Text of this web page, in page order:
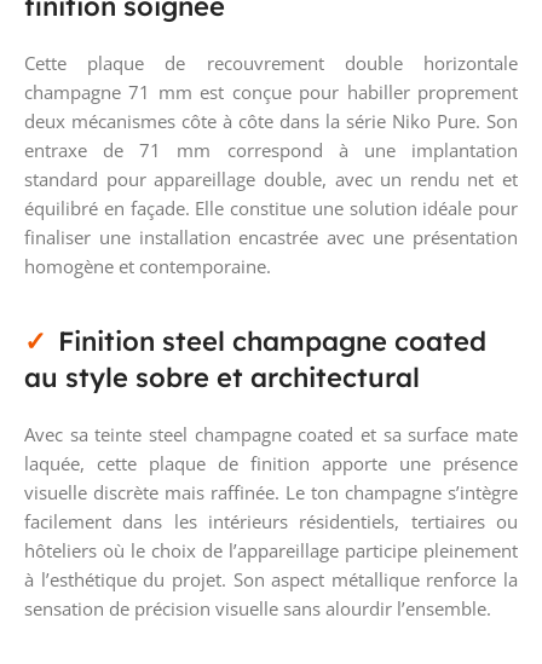
Cette plaque de recouvrement double horizontale
champagne 71 mm est conçue pour habiller proprement
deux mécanismes côte à côte dans la série Niko Pure. Son
entraxe de 71 mm correspond à une implantation
standard pour appareillage double, avec un rendu net et
équilibré en façade. Elle constitue une solution idéale pour
finaliser une installation encastrée avec une présentation
homogène et contemporaine.
Finition steel champagne coated
au style sobre et architectural
Avec sa teinte steel champagne coated et sa surface mate
laquée, cette plaque de finition apporte une présence
visuelle discrète mais raffinée. Le ton champagne s’intègre
facilement dans les intérieurs résidentiels, tertiaires ou
hôteliers où le choix de l’appareillage participe pleinement
à l’esthétique du projet. Son aspect métallique renforce la
sensation de précision visuelle sans alourdir l’ensemble.